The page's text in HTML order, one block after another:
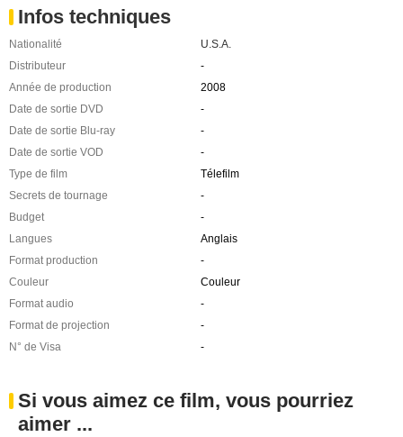
Infos techniques
Nationalité
U.S.A.
Distributeur
-
Année de production
2008
Date de sortie DVD
-
Date de sortie Blu-ray
-
Date de sortie VOD
-
Type de film
Télefilm
Secrets de tournage
-
Budget
-
Langues
Anglais
Format production
-
Couleur
Couleur
Format audio
-
Format de projection
-
N° de Visa
-
Si vous aimez ce film, vous pourriez
aimer ...